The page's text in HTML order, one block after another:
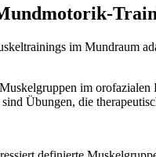
im Mundraum
im
Übungen, die